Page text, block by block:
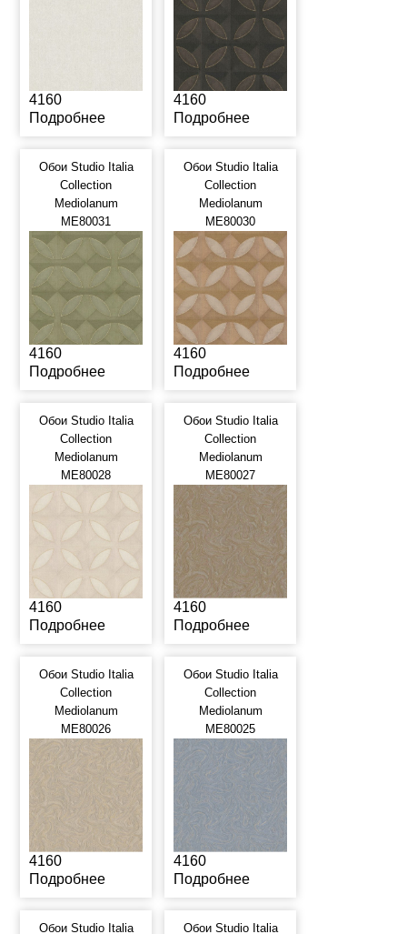
4160
Подробнее
4160
Подробнее
Обои Studio Italia
Collection
Mediolanum
ME80031
4160
Подробнее
Обои Studio Italia
Collection
Mediolanum
ME80030
4160
Подробнее
Обои Studio Italia
Collection
Mediolanum
ME80028
4160
Подробнее
Обои Studio Italia
Collection
Mediolanum
ME80027
4160
Подробнее
Обои Studio Italia
Collection
Mediolanum
ME80026
4160
Подробнее
Обои Studio Italia
Collection
Mediolanum
ME80025
4160
Подробнее
Обои Studio Italia Обои Studio Italia